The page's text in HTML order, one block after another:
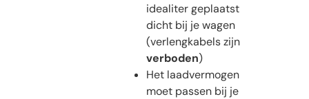
idealiter geplaatst
dicht bij je wagen
(verlengkabels zijn
verboden)
Het laadvermogen
moet passen bij je